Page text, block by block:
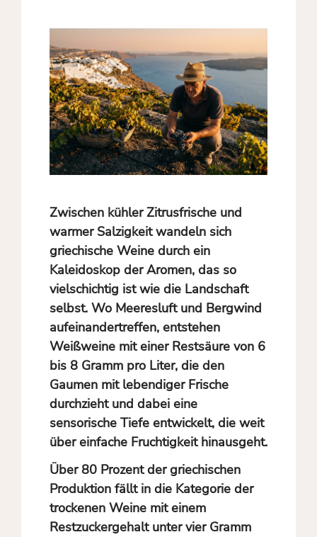
Zwischen kühler Zitrusfrische und
warmer Salzigkeit wandeln sich
griechische Weine durch ein
Kaleidoskop der Aromen, das so
vielschichtig ist wie die Landschaft
selbst. Wo Meeresluft und Bergwind
aufeinandertreffen, entstehen
Weißweine mit einer Restsäure von 6
bis 8 Gramm pro Liter, die den
Gaumen mit lebendiger Frische
durchzieht und dabei eine
sensorische Tiefe entwickelt, die weit
über einfache Fruchtigkeit hinausgeht.
Über 80 Prozent der griechischen
Produktion fällt in die Kategorie der
trockenen Weine mit einem
Restzuckergehalt unter vier Gramm